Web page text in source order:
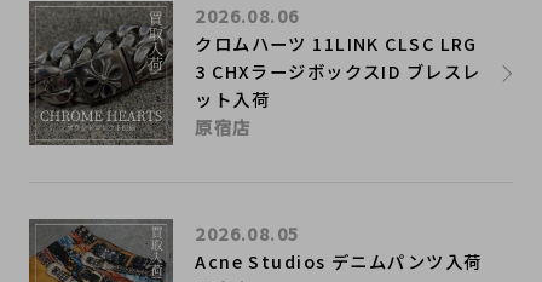
クロムハーツ 11LINK CLSC LRG
3 CHXラージボックスID ブレスレ
ット入荷
2026.08.06
原宿店
Acne Studios デニムパンツ入荷
2026.08.05